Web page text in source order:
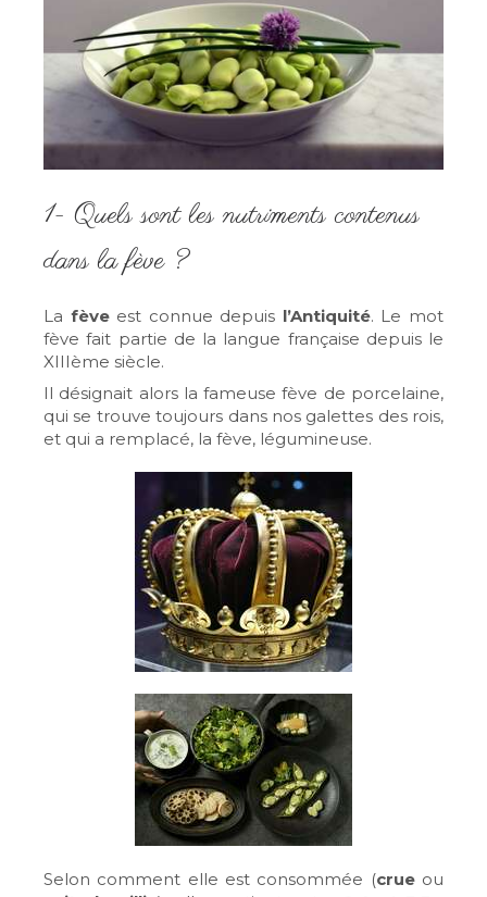
1- Quels sont les nutriments contenus
dans la fève ?
La fèveest connue depuis l’Antiquité. Le mot
fève fait partie de la langue française depuis le
XIIIème siècle.
Il désignait alors la fameuse fève de porcelaine,
qui se trouve toujours dans nos galettes des rois,
et qui a remplacé, la fève, légumineuse.
Selon comment elle est consommée (crueou